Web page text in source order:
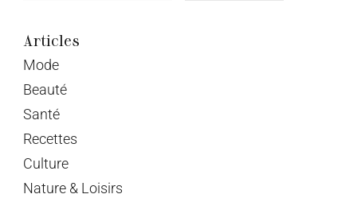
Articles
Mode
Beauté
Santé
Recettes
Culture
Nature & Loisirs